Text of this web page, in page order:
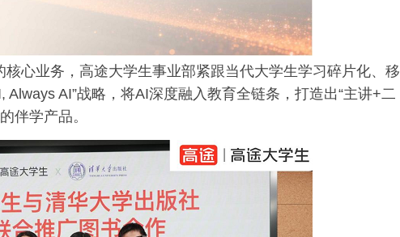
心业务，高途大学生事业部紧跟当代大学生学习碎片化、移
AI”战略，将AI深度融入教育全链条，打造出“主讲+二
伴学产品。